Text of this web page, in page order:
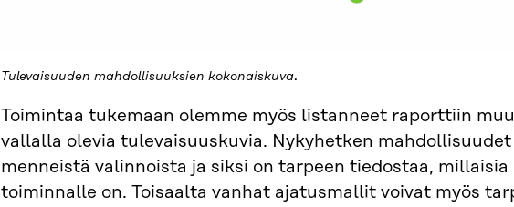
Tulevaisuuden mahdollisuuksien kokonaiskuva.
Toimintaa tukemaan olemme myös listanneet raporttiin
vallalla olevia tulevaisuuskuvia. Nykyhetken
menneistä valinnoista ja siksi on tarpeen tiedostaa, millaisia
toiminnalle on. Toisaalta vanhat ajatusmallit voivat myös